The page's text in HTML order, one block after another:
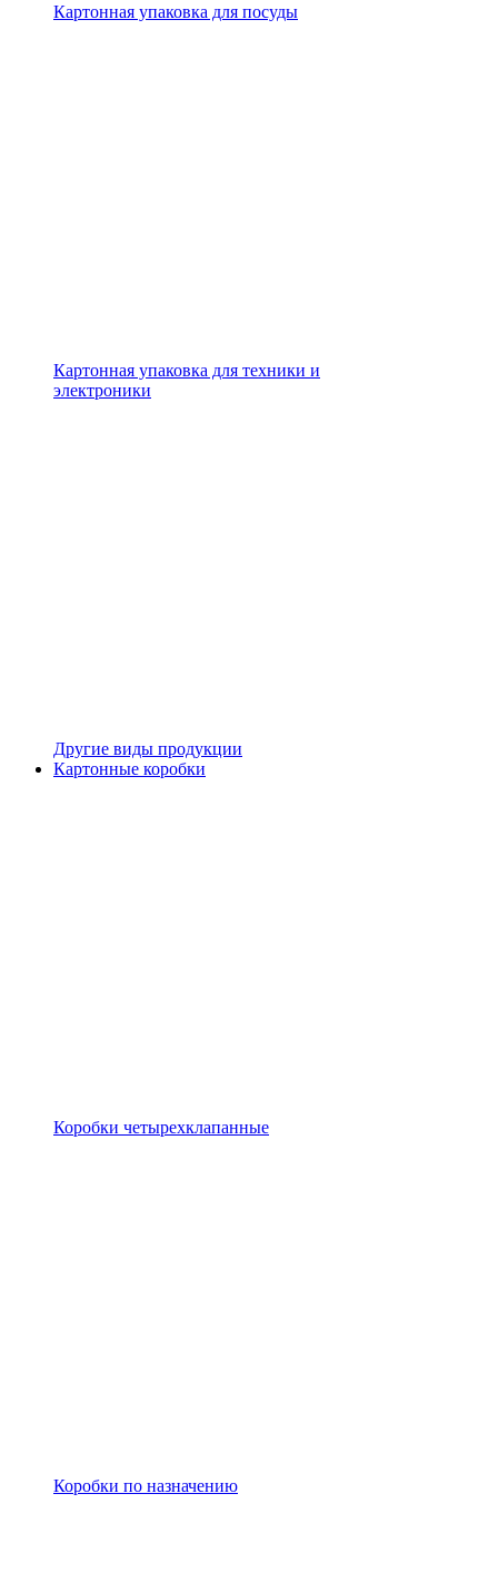
Картонная упаковка для посуды
Картонная упаковка для техники и
электроники
Другие виды продукции
Картонные коробки
Коробки четырехклапанные
Коробки по назначению